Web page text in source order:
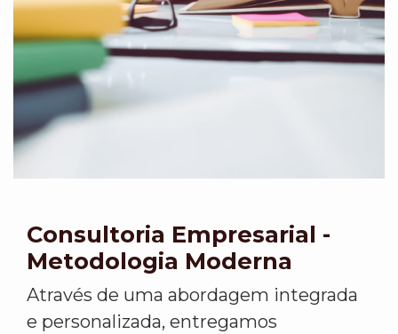
Consultoria Empresarial -
Metodologia Moderna
Através de uma abordagem integrada
e personalizada, entregamos